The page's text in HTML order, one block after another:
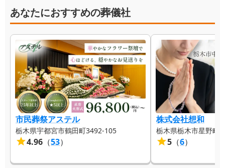
あなたにおすすめの葬儀社
市民葬祭アステル
栃木県宇都宮市鶴田町3492-105
4.96 （53）
株式会社想和
栃木県栃木市星野町
5 （6）